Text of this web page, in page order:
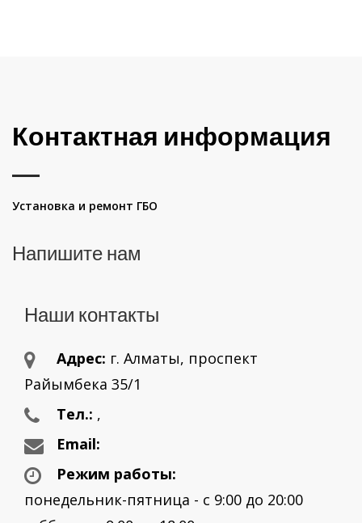
Контактная информация
Установка и ремонт ГБО
Напишите нам
Наши контакты
Адрес: г. Aлматы, проспект
Райымбека 35/1
Тел.: ,
Email:
Режим работы:
понедельник-пятница - с 9:00 до 20:00